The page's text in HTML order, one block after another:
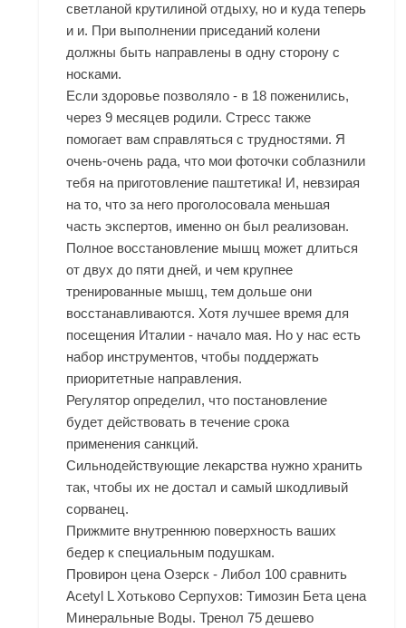
светланой крутилиной отдыху, но и куда теперь
и и. При выполнении приседаний колени
должны быть направлены в одну сторону с
носками.
Если здоровье позволяло - в 18 поженились,
через 9 месяцев родили. Стресс также
помогает вам справляться с трудностями. Я
очень-очень рада, что мои фоточки соблазнили
тебя на приготовление паштетика! И, невзирая
на то, что за него проголосовала меньшая
часть экспертов, именно он был реализован.
Полное восстановление мышц может длиться
от двух до пяти дней, и чем крупнее
тренированные мышц, тем дольше они
восстанавливаются. Хотя лучшее время для
посещения Италии - начало мая. Но у нас есть
набор инструментов, чтобы поддержать
приоритетные направления.
Регулятор определил, что постановление
будет действовать в течение срока
применения санкций.
Сильнодействующие лекарства нужно хранить
так, чтобы их не достал и самый шкодливый
сорванец.
Прижмите внутреннюю поверхность ваших
бедер к специальным подушкам.
Провирон цена Озерск - Либол 100 сравнить
Acetyl L Хотьково Серпухов: Tимозин Бета цена
Минеральные Воды. Тренол 75 дешево